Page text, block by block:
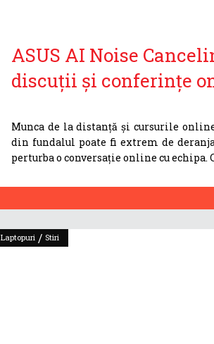
ASUS AI Noise
discuții și conferințe
Munca de la distanță și cursurile
din fundalul poate fi extrem de
perturba o conversație online cu echipa.
Laptopuri / Stiri